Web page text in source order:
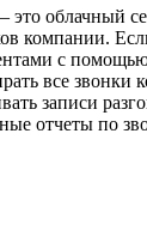
облачный
компании.
с
все звонки
записи
отчеты по